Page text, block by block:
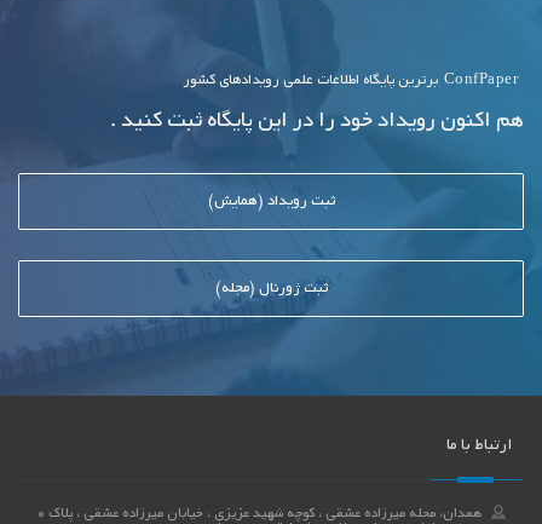
ConfPaper برترین پایگاه اطلاعات علمی رویدادهای کشور
هم اکنون رویداد خود را در این پایگاه ثبت کنید .
ثبت رویداد (همایش)
ثبت ژورنال (مجله)
ارتباط با ما
همدان، محله میرزاده عشقی ، کوچه شهید عزیزی ، خیابان میرزاده عشقی ، پلاک 0